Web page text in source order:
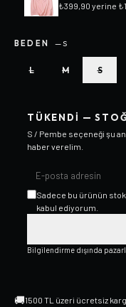
₺399,90 yerine
BEDEN —S
L M S
TÜKENDI —
S / Pembe seçeneği şu
haber verelim.
Sadece bu ürünün
kabul ediyorum.
Bilgilendirme dışında
🚚1500 TL üzeri ücretsiz